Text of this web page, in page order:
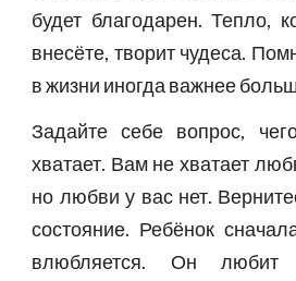
будет благодарен. Тепло,
внесёте, творит чудеса.
в жизни иногда важнее
Задайте себе вопрос,
хватает. Вам не хватает
но любви у вас нет.
состояние. Ребёнок
влюбляется. Он